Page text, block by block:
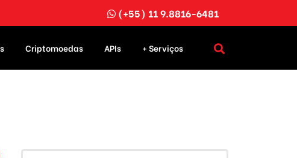
(+55) 11 9.8816-6481
Criptomoedas APIs + Serviços